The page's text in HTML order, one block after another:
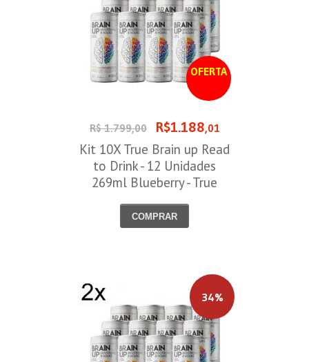
OFERTA
R$ 1.799,00 R$1.188,01
Kit 10X True Brain up Read
to Drink - 12 Unidades
269ml Blueberry - True
COMPRAR
34%